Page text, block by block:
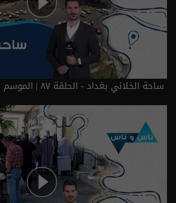
ساحة الخلاني بغداد - الحلقة ٨٧ | الموسم 9